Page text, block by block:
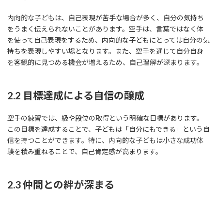
内向的な子どもは、自己表現が苦手な場合が多く、自分の気持ち
をうまく伝えられないことがあります。空手は、言葉ではなく体
を使って自己表現をするため、内向的な子どもにとっては自分の気
持ちを表現しやすい場となります。また、空手を通じて自分自身
を客観的に見つめる機会が増えるため、自己理解が深まります。
2.2 目標達成による自信の醸成
空手の練習では、級や段位の取得という明確な目標があります。
この目標を達成することで、子どもは「自分にもできる」という自
信を持つことができます。特に、内向的な子どもは小さな成功体
験を積み重ねることで、自己肯定感が高まります。
2.3 仲間との絆が深まる